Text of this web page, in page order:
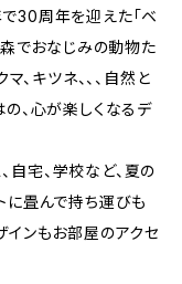
30周年を迎えた「ベ
でおなじみの動物た
、キツネ、、、自然と
、心が楽しくなるデ
自宅、学校など、夏の
に畳んで持ち運びも
インもお部屋のアクセ